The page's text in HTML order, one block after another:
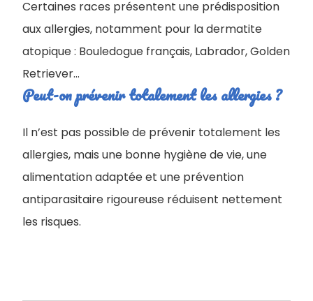
Certaines races présentent une prédisposition
aux allergies, notamment pour la dermatite
atopique : Bouledogue français, Labrador, Golden
Retriever…
Peut-on prévenir totalement les allergies ?
Il n’est pas possible de prévenir totalement les
allergies, mais une bonne hygiène de vie, une
alimentation adaptée et une prévention
antiparasitaire rigoureuse réduisent nettement
les risques.